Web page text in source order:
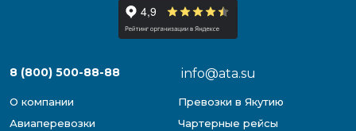
8 (800) 500-88-88 info@ata.su
О компании
Превозки в Якутию
Авиаперевозки
Чартерные рейсы